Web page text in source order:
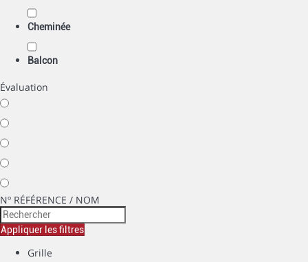
Cheminée
Balcon
Évaluation
Nº RÉFÉRENCE / NOM
Appliquer les filtres
Grille